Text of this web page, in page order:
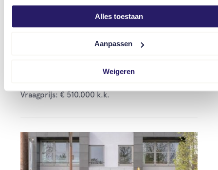
Alles toestaan
Aanpassen
Weigeren
Vraagprijs: € 510.000 k.k.